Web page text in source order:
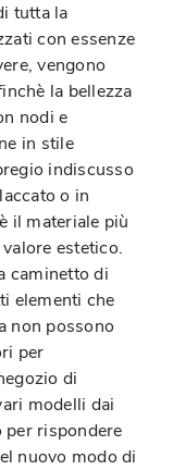
tutta la
con essenze
vengono
la bellezza
nodi e
in stile
indiscusso
o in
il materiale più
estetico.
caminetto di
elementi che
non possono
per
di
modelli dai
rispondere
nuovo modo di